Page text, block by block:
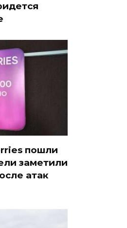
пошли
заметили
атак